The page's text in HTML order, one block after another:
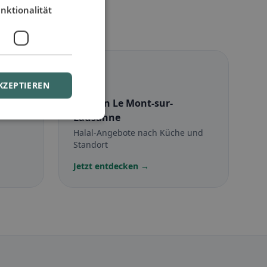
in Le Mont-sur-
Lausanne
Halal-Angebote nach Küche und
Standort
Jetzt entdecken →